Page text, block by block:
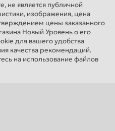
не является публичной
изображения, цена
цены заказанного
Новый Уровень о его
для вашего удобства
качества рекомендаций.
на использование файлов